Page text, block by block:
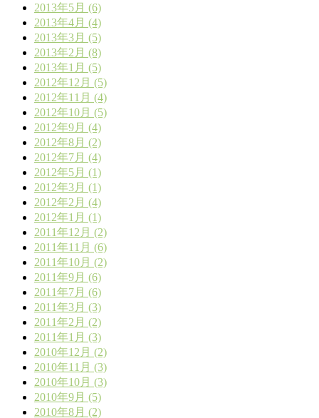
2013年5月 (6)
2013年4月 (4)
2013年3月 (5)
2013年2月 (8)
2013年1月 (5)
2012年12月 (5)
2012年11月 (4)
2012年10月 (5)
2012年9月 (4)
2012年8月 (2)
2012年7月 (4)
2012年5月 (1)
2012年3月 (1)
2012年2月 (4)
2012年1月 (1)
2011年12月 (2)
2011年11月 (6)
2011年10月 (2)
2011年9月 (6)
2011年7月 (6)
2011年3月 (3)
2011年2月 (2)
2011年1月 (3)
2010年12月 (2)
2010年11月 (3)
2010年10月 (3)
2010年9月 (5)
2010年8月 (2)